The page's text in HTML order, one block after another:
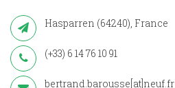
Hasparren (64240), France
(+33) 6 14 76 10 91
bertrand.barousse[at]neuf.fr